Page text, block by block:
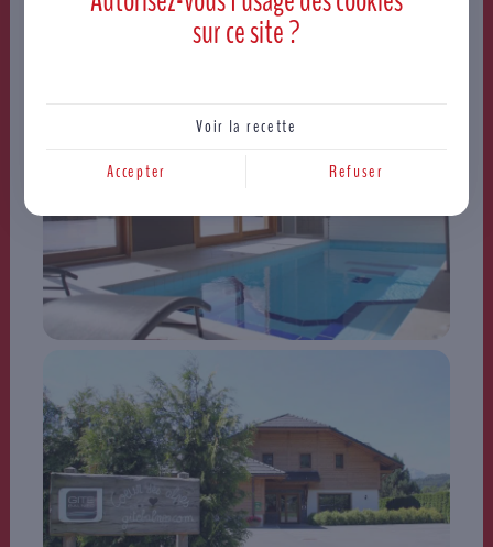
sur ce site ?
Voir la recette
Accepter
Refuser